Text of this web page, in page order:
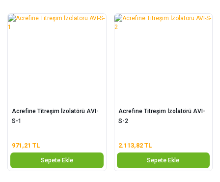
Acrefine Titreşim İzolatörü AVI-
S-1
971,21 TL
Sepete Ekle
Acrefine Titreşim İzolatörü AVI-
S-2
2.113,82 TL
Sepete Ekle